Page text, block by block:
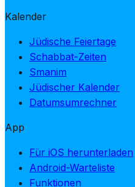
Kalender
Jüdische Feiertage
Schabbat-Zeiten
Smanim
Jüdischer Kalender
Datumsumrechner
App
Für iOS herunterladen
Android-Warteliste
Funktionen